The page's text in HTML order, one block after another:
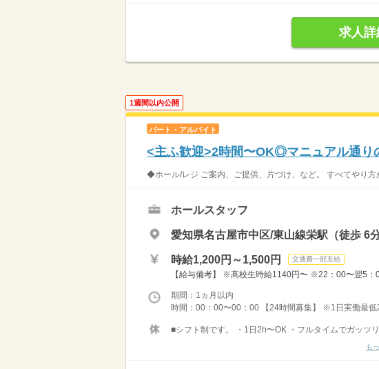
求人詳
1週間以内公開
パート・アルバイト
<主ふ歓迎>2時間〜OK◎マニュアル通り
◆ホール/レジ ご案内、ご提供、片づけ、など。 すべてやり
ホールスタッフ
愛知県名古屋市中区/東山線栄駅（徒歩 6分
時給1,200円～1,500円 交通費一部支給
【給与備考】 ※高校生時給1140円〜 ※22：00〜翌5：
期間：1ヵ月以内
時間：00：00〜00：00 【24時間募集】 ※1日実働最
■シフト制です。 ・1日2h〜OK ・フルタイムでガッツ
も